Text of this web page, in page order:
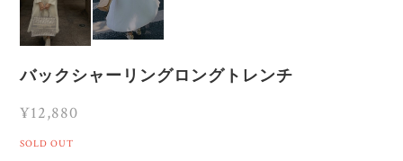
バックシャーリングロングトレンチ
¥12,880
SOLD OUT